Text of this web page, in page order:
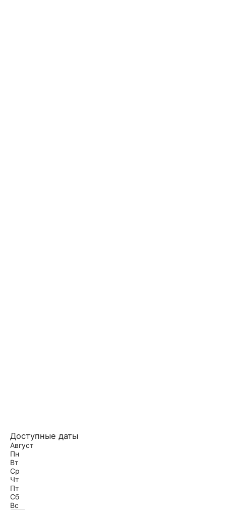
Доступные даты
Август
Пн
Вт
Ср
Чт
Пт
Сб
Вс